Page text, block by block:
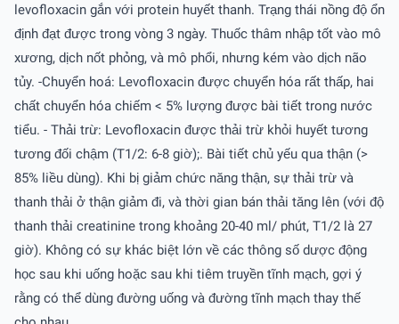
levofloxacin gắn với protein huyết thanh. Trạng thái nồng độ ổn
định đạt được trong vòng 3 ngày. Thuốc thâm nhập tốt vào mô
xương, dịch nốt phỏng, và mô phổi, nhưng kém vào dịch não
tủy. -Chuyển hoá: Levofloxacin được chuyển hóa rất thấp, hai
chất chuyển hóa chiếm < 5% lượng được bài tiết trong nước
tiểu. - Thải trừ: Levofloxacin được thải trừ khỏi huyết tương
tương đối chậm (T1/2: 6-8 giờ);. Bài tiết chủ yếu qua thận (>
85% liều dùng). Khi bị giảm chức năng thận, sự thải trừ và
thanh thải ở thận giảm đi, và thời gian bán thải tăng lên (với độ
thanh thải creatinine trong khoảng 20-40 ml/ phút, T1/2 là 27
giờ). Không có sự khác biệt lớn về các thông số dược động
học sau khi uống hoặc sau khi tiêm truyền tĩnh mạch, gợi ý
rằng có thể dùng đường uống và đường tĩnh mạch thay thế